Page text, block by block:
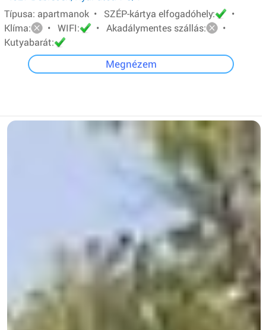
Típusa: apartmanok • SZÉP-kártya elfogadóhely:
•
Klíma:
• WIFI: • Akadálymentes szállás:
•
Kutyabarát:
Megnézem